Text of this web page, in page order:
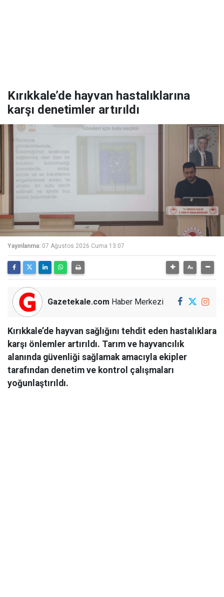
Kırıkkale’de hayvan hastalıklarına
karşı denetimler artırıldı
Yayınlanma: 07 Ağustos 2026 Cuma 13:07
Gazetekale.com Haber Merkezi
Kırıkkale’de hayvan sağlığını tehdit eden hastalıklara
karşı önlemler artırıldı. Tarım ve hayvancılık
alanında güvenliği sağlamak amacıyla ekipler
tarafından denetim ve kontrol çalışmaları
yoğunlaştırıldı.